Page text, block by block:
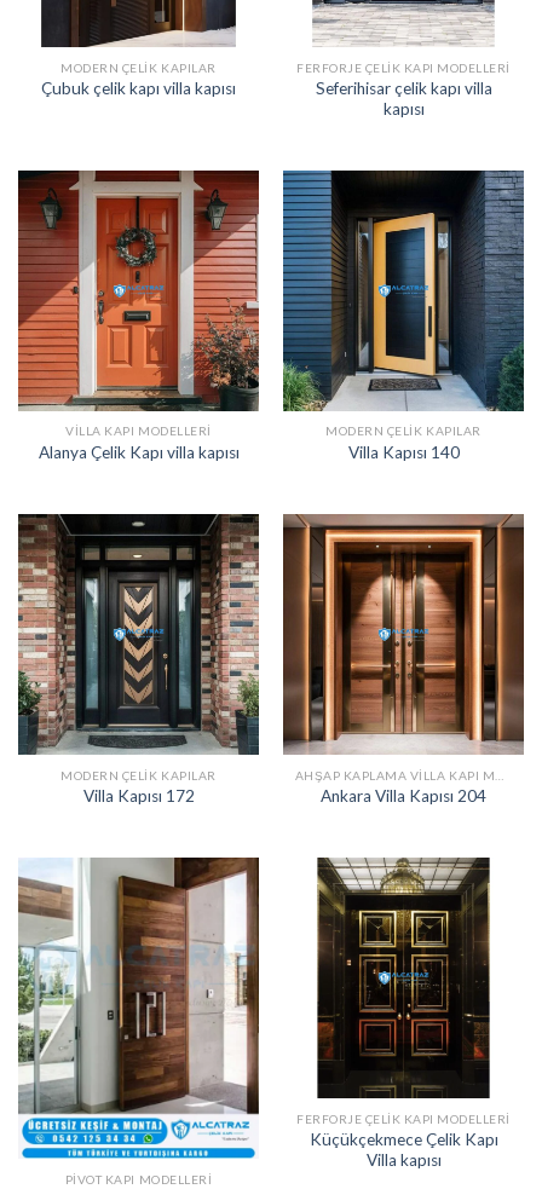
MODERN ÇELIK KAPILAR
Çubuk çelik kapı villa kapısı
FERFORJE ÇELIK KAPI MODELLERI
Seferihisar çelik kapı villa
kapısı
VILLA KAPI MODELLERI
Alanya Çelik Kapı villa kapısı
MODERN ÇELIK KAPILAR
Villa Kapısı 140
MODERN ÇELIK KAPILAR
Villa Kapısı 172 Ankara Villa Kapısı 204
PIVOT KAPI MODELLERI
FERFORJE ÇELIK KAPI MODELLERI
Küçükçekmece Çelik Kapı
Villa kapısı